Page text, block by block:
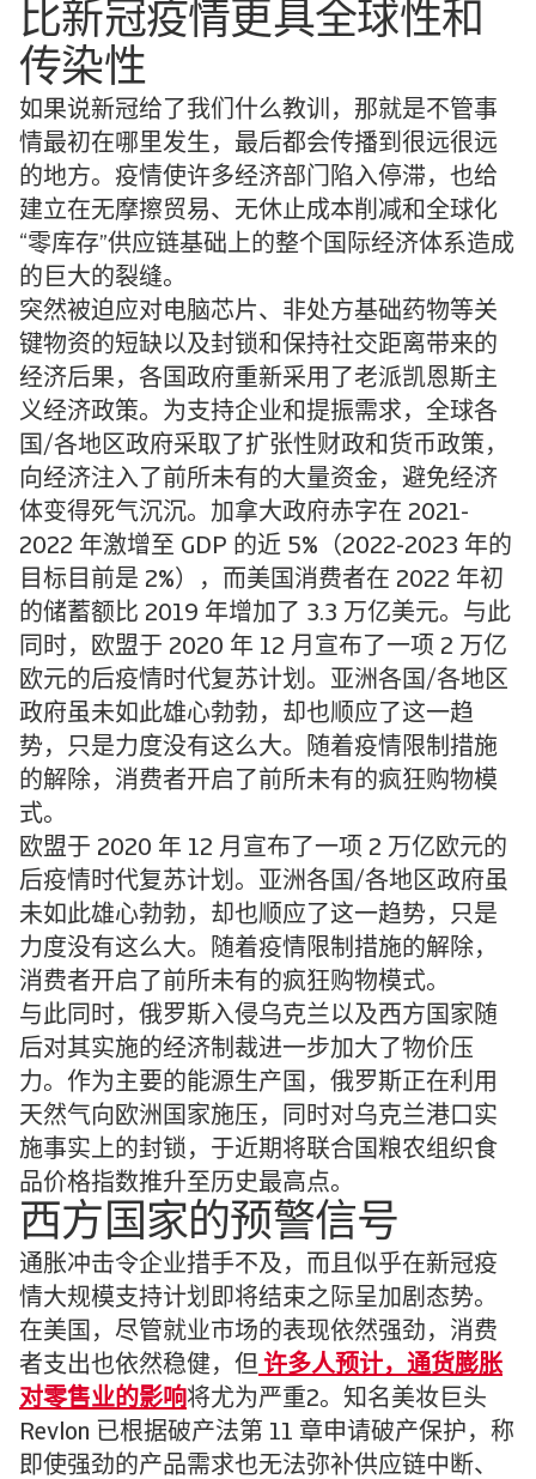
比新冠疫情更具全球性和
传染性
如果说新冠给了我们什么教训，那就是不管事
情最初在哪里发生，最后都会传播到很远很远
的地方。疫情使许多经济部门陷入停滞，也给
建立在无摩擦贸易、无休止成本削减和全球化
“零库存”供应链基础上的整个国际经济体系造成
的巨大的裂缝。
突然被迫应对电脑芯片、非处方基础药物等关
键物资的短缺以及封锁和保持社交距离带来的
经济后果，各国政府重新采用了老派凯恩斯主
义经济政策。为支持企业和提振需求，全球各
国/各地区政府采取了扩张性财政和货币政策，
向经济注入了前所未有的大量资金，避免经济
体变得死气沉沉。加拿大政府赤字在 2021-
2022 年激增至 GDP 的近 5%（2022-2023 年的
目标目前是 2%），而美国消费者在 2022 年初
的储蓄额比 2019 年增加了 3.3 万亿美元。与此
同时，欧盟于 2020 年 12 月宣布了一项 2 万亿
欧元的后疫情时代复苏计划。亚洲各国/各地区
政府虽未如此雄心勃勃，却也顺应了这一趋
势，只是力度没有这么大。随着疫情限制措施
的解除，消费者开启了前所未有的疯狂购物模
式。
欧盟于 2020 年 12 月宣布了一项 2 万亿欧元的
后疫情时代复苏计划。亚洲各国/各地区政府虽
未如此雄心勃勃，却也顺应了这一趋势，只是
力度没有这么大。随着疫情限制措施的解除，
消费者开启了前所未有的疯狂购物模式。
与此同时，俄罗斯入侵乌克兰以及西方国家随
后对其实施的经济制裁进一步加大了物价压
力。作为主要的能源生产国，俄罗斯正在利用
天然气向欧洲国家施压，同时对乌克兰港口实
施事实上的封锁，于近期将联合国粮农组织食
品价格指数推升至历史最高点。
西方国家的预警信号
通胀冲击令企业措手不及，而且似乎在新冠疫
情大规模支持计划即将结束之际呈加剧态势。
在美国，尽管就业市场的表现依然强劲，消费
者支出也依然稳健，但 许多人预计，通货膨胀
对零售业的影响将尤为严重2。知名美妆巨头
Revlon 已根据破产法第 11 章申请破产保护，称
即使强劲的产品需求也无法弥补供应链中断、